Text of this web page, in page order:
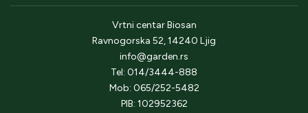
Vrtni centar Biosan
Ravnogorska 52, 14240 Ljig
info@garden.rs
Tel: 014/3444-888
Mob: 065/252-5482
PIB: 102952362